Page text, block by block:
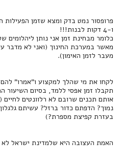
ו-4 דקות לבנות!!!
כלומר מבחינת זמן אני נותן
מאשר במערכת החינוך (ואני לא מדבר
מעבר לזמן האימון).
לקחו את מי שהלך למקצוע ו”אמרו”
תקבלו זמן אפסי ללמד, בסיום השיעור
אותם תכנים שרובם לא רלוונטים
נמוך? הדפתם כדור ברזל? עשיתם
בעזרת קפיצת מספרת?)
האמת העצובה היא שלמדינת ישראל לא